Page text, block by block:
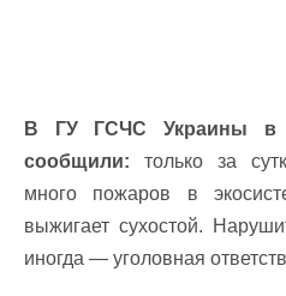
В ГУ ГСЧС Украины в
сообщили: только за
много пожаров в
выжигает сухостой.
иногда — уголовная